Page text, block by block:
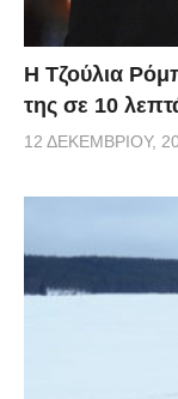
Η Τζούλια
της σε 10
12 ΔΕΚΕΜΒΡΊΟΥ,